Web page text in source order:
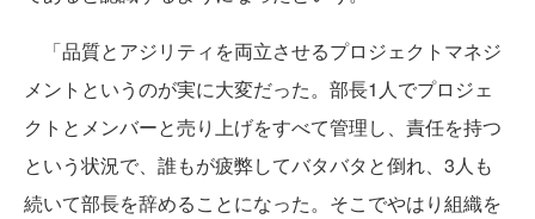
「品質とアジリティを両立させるプロジェクトマネジ
メントというのが実に大変だった。部長1人でプロジェ
クトとメンバーと売り上げをすべて管理し、責任を持つ
という状況で、誰もが疲弊してバタバタと倒れ、3人も
続いて部長を辞めることになった。そこでやはり組織を